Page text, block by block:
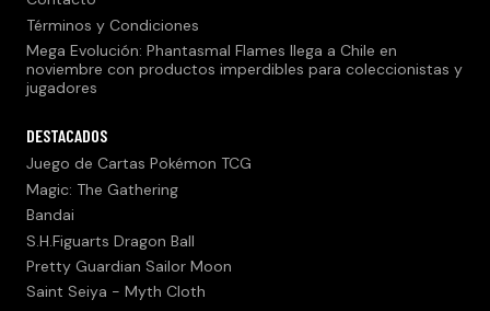
Términos y Condiciones
Mega Evolución: Phantasmal Flames llega a Chile en
noviembre con productos imperdibles para coleccionistas y
jugadores
DESTACADOS
Juego de Cartas Pokémon TCG
Magic: The Gathering
Bandai
S.H.Figuarts Dragon Ball
Pretty Guardian Sailor Moon
Saint Seiya - Myth Cloth